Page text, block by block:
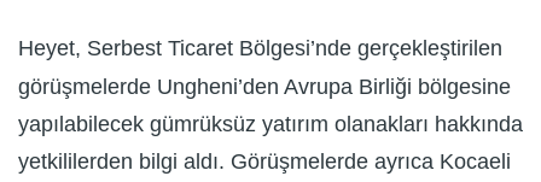
Heyet, Serbest Ticaret Bölgesi’nde gerçekleştirilen
görüşmelerde Ungheni’den Avrupa Birliği bölgesine
yapılabilecek gümrüksüz yatırım olanakları hakkında
yetkililerden bilgi aldı. Görüşmelerde ayrıca Kocaeli